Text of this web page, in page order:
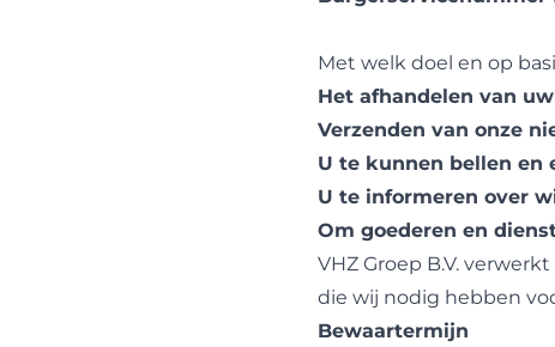
Met welk doel en op
Het afhandelen van
Verzenden van onze
U te kunnen bellen en
U te informeren over
Om goederen en
VHZ Groep B.V.
die wij nodig hebben
Bewaartermijn